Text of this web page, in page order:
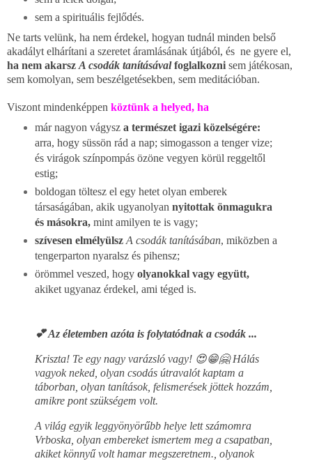
sem a spirituális fejlődés.
Ne tarts velünk, ha nem érdekel, hogyan tudnál minden belső
akadályt elhárítani a szeretet áramlásának útjából, és ne gyere el,
ha nem akarsz A csodák tanításávalfoglalkozni sem játékosan,
sem komolyan, sem beszélgetésekben, sem meditációban.
Viszont mindenképpen köztünk a helyed, ha
már nagyon vágysz a természet igazi közelségére:
arra, hogy süssön rád a nap; simogasson a tenger vize;
és virágok színpompás özöne vegyen körül reggeltől
estig;
boldogan töltesz el egy hetet olyan emberek
társaságában, akik ugyanolyan nyitottak önmagukra
és másokra,mint amilyen te is vagy;
szívesen elmélyülsz A csodák tanításában, miközben a
tengerparton nyaralsz és pihensz;
örömmel veszed, hogy olyanokkal vagy együtt,
akiket ugyanaz érdekel, ami téged is.
💕 Az életemben azóta is folytatódnak a csodák ...
Kriszta! Te egy nagy varázsló vagy! 😍😁🤗Hálás
vagyok neked, olyan csodás útravalót kaptam a
táborban, olyan tanítások, felismerések jöttek hozzám,
amikre pont szükségem volt.
A világ egyik leggyönyörűbb helye lett számomra
Vrboska, olyan embereket ismertem meg a csapatban,
akiket könnyű volt hamar megszeretnem., olyanok